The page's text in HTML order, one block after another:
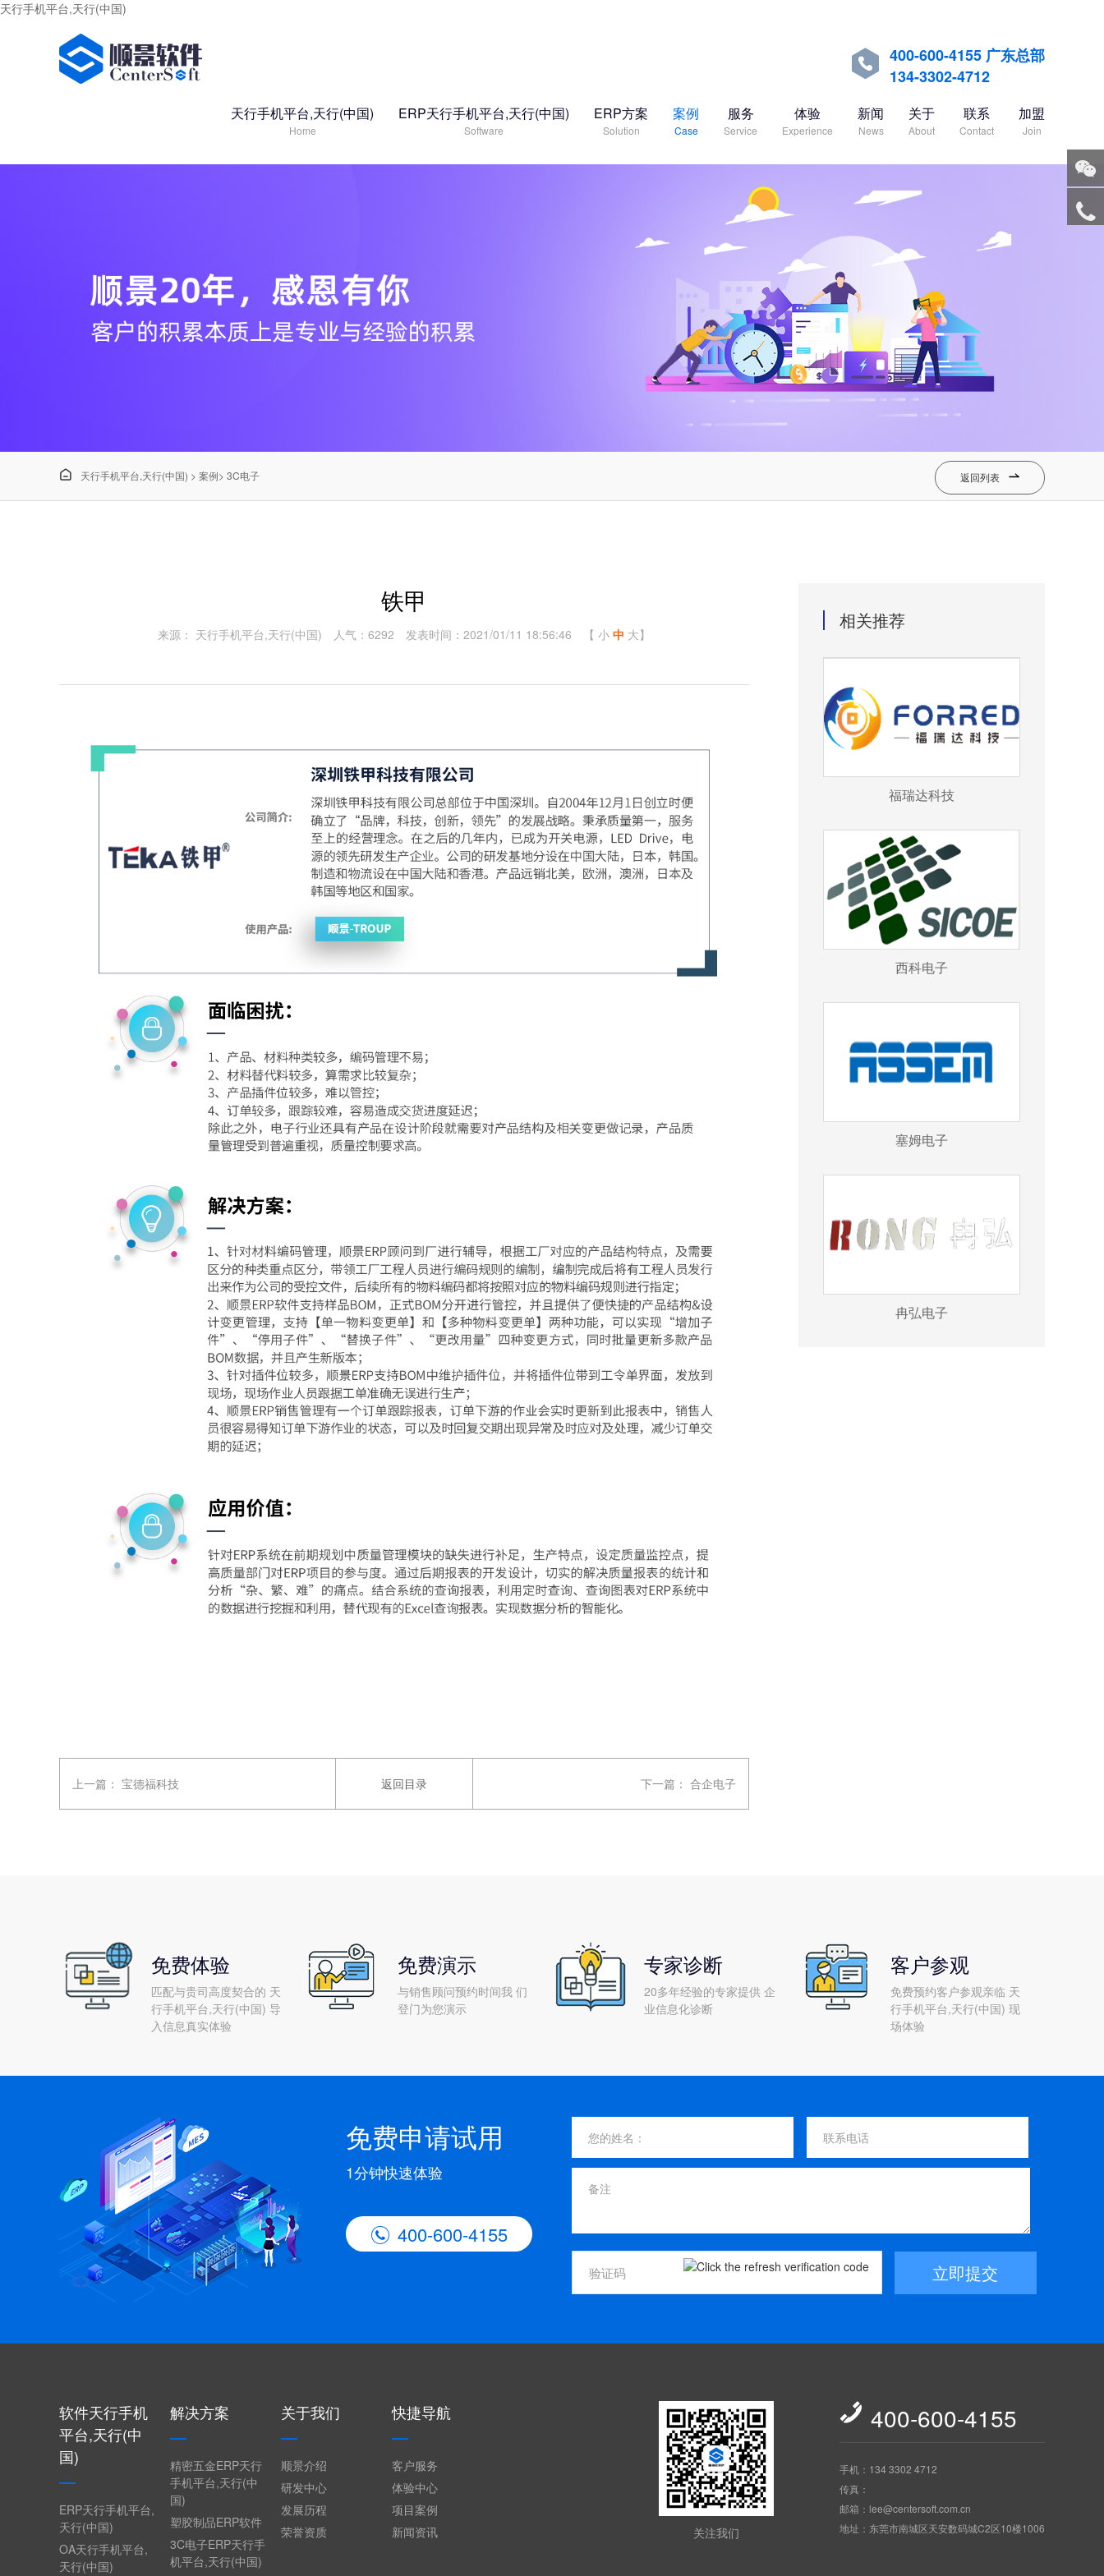
天行手机平台,天行(中国)

400-600-4155 广东总部
134-3302-4712
天行手机平台,天行(中国)
Home
ERP天行手机平台,天行(中国)
Software
ERP方案
Solution
案例
Case
服务
Service
体验
Experience
新闻
News
关于
About
联系
Contact
加盟
Join
 天行手机平台,天行(中国) > 案例> 3C电子 返回列表 
铁甲
来源： 天行手机平台,天行(中国) 人气：6292 发表时间：2021/01/11 18:56:46 【 小 中 大】
上一篇： 宝德福科技 返回目录 下一篇： 合企电子
相关推荐
福瑞达科技
西科电子
塞姆电子
冉弘电子
免费体验
匹配与贵司高度契合的 天
行手机平台,天行(中国) 导
入信息真实体验
免费演示
与销售顾问预约时间我 们
登门为您演示
专家诊断
20多年经验的专家提供 企
业信息化诊断
客户参观
免费预约客户参观亲临 天
行手机平台,天行(中国) 现
场体验
免费申请试用
1分钟快速体验
 400-600-4155
立即提交
软件天行手机
平台,天行(中
国)
ERP天行手机平台,
天行(中国)
OA天行手机平台,
天行(中国)
解决方案
精密五金ERP天行
手机平台,天行(中
国)
塑胶制品ERP软件
3C电子ERP天行手
机平台,天行(中国)
关于我们
顺景介绍
研发中心
发展历程
荣誉资质
快捷导航
客户服务
体验中心
项目案例
新闻资讯
 400-600-4155
手机：134 3302 4712
传真：
邮箱：lee@centersoft.com.cn
地址：东莞市南城区天安数码城C2区10楼1006
关注我们
微信